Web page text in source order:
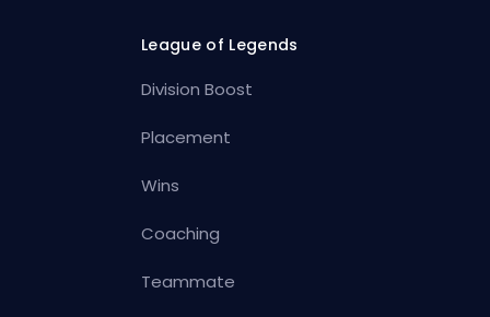
League of Legends
Division Boost
Placement
Wins
Coaching
Teammate